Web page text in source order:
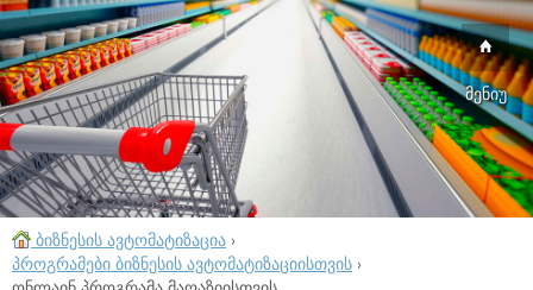
მენიუ
ბიზნესის ავტომატიზაცია ›
პროგრამები ბიზნესის ავტომატიზაციისთვის ›